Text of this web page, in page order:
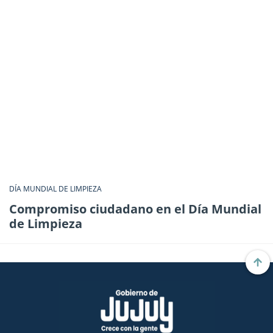
DÍA MUNDIAL DE LIMPIEZA
Compromiso ciudadano en el Día Mundial
de Limpieza